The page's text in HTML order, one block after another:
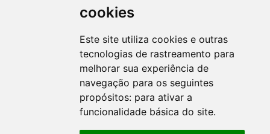
cookies
Este site utiliza cookies e outras
tecnologias de rastreamento para
melhorar sua experiência de
navegação para os seguintes
propósitos: para ativar a
funcionalidade básica do site.
Revista Extensão em Foco
ISSN 2358-7180 (on-line)